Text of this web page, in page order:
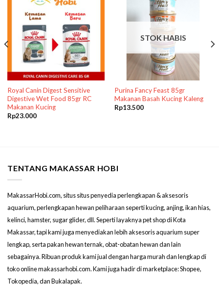
Royal Canin Digest Sensitive
Digestive Wet Food 85gr RC
Makanan Kucing
Rp23.000
STOK HABIS
Purina Fancy Feast 85gr
Makanan Basah Kucing Kaleng
Rp13.500
TENTANG MAKASSAR HOBI
MakassarHobi.com, situs situs penyedia perlengkapan & aksesoris
aquarium, perlengkapan hewan peliharaan seperti kucing, anjing, ikan hias,
kelinci, hamster, sugar glider, dll. Seperti layaknya pet shop di Kota
Makassar, tapi kami juga menyediakan lebih aksesoris aquarium super
lengkap, serta pakan hewan ternak, obat-obatan hewan dan lain
sebagainya. Ribuan produk kami jual dengan harga murah dan lengkap di
toko online makassarhobi.com. Kami juga hadir di marketplace: Shopee,
Tokopedia, dan Bukalapak.